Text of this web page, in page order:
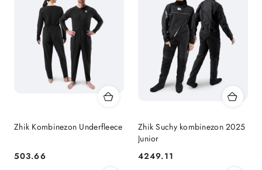
Zhik Kombinezon Underfleece
Cena:
503.66
Zhik Suchy kombinezon 2025
Junior
Cena:
4249.11